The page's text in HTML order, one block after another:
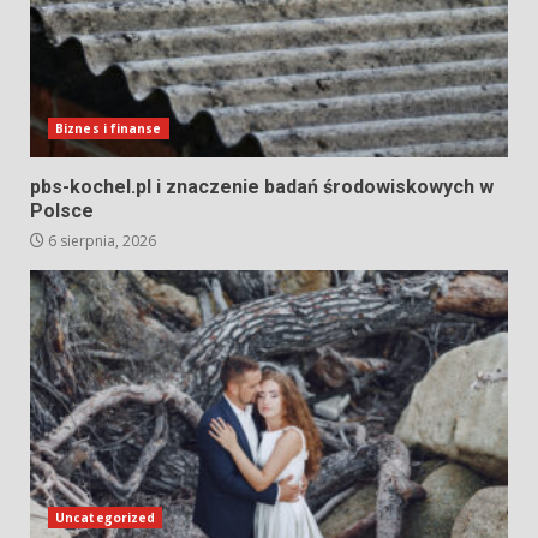
Biznes i finanse
pbs-kochel.pl i znaczenie badań środowiskowych w
Polsce
6 sierpnia, 2026
Uncategorized